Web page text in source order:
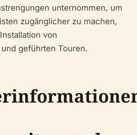
unternommen, um
zugänglicher zu machen,
von
geführten Touren.